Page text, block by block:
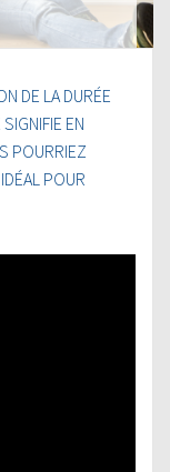
DE LA DURÉE
EN
POURRIEZ
POUR